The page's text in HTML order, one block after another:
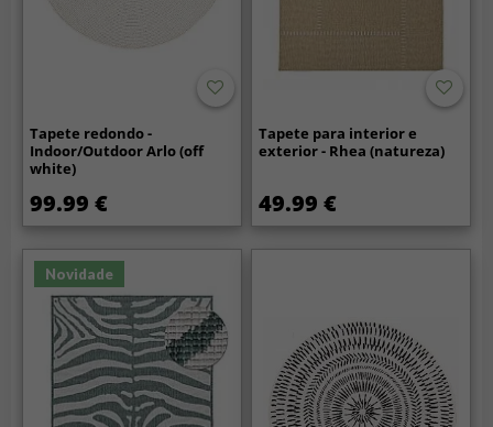
Tapete redondo -
Indoor/Outdoor Arlo (off
white)
99.99 €
Tapete para interior e
exterior - Rhea (natureza)
49.99 €
Novidade